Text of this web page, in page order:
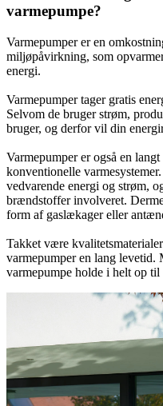
varmepumpe?
Varmepumper er en
miljøpåvirkning, som
energi.
Varmepumper tager gratis
Selvom de bruger strøm,
bruger, og derfor vil din
Varmepumper er også en
konventionelle
vedvarende energi og strøm,
brændstoffer involveret.
form af gaslækager eller
Takket være
varmepumper en lang levetid.
varmepumpe holde i helt op til